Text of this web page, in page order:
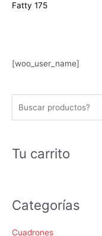
[woo_user_name]
B
s
p
:
Tu carrito
Categorías
Cuadrones
Fatty 175